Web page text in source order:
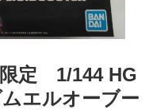
限定 1/144 ​HG
エルオーブー